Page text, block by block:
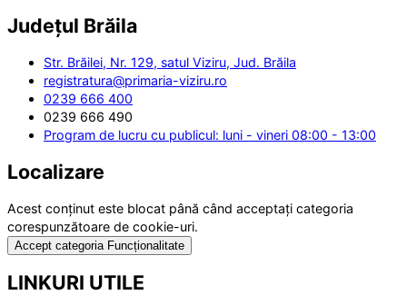
Județul Brăila
Str. Brăilei, Nr. 129, satul Viziru, Jud. Brăila
registratura@primaria-viziru.ro
0239 666 400
0239 666 490
Program de lucru cu publicul: luni - vineri 08:00 - 13:00
Localizare
Acest conținut este blocat până când acceptați categoria
corespunzătoare de cookie-uri.
Accept categoria Funcționalitate
LINKURI UTILE